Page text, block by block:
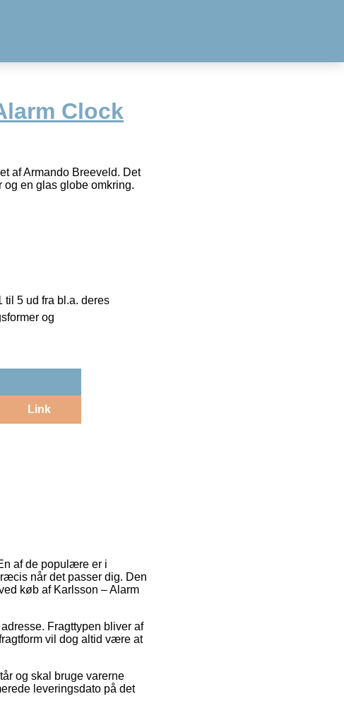
Clock
af Armando Breeveld. Det
og en glas globe omkring.
5 ud fra bl.a. deres
og
Link
af de populære er i
når det passer dig. Den
køb af Karlsson – Alarm
Fragttypen bliver af
vil dog altid være at
og skal bruge varerne
leveringsdato på det